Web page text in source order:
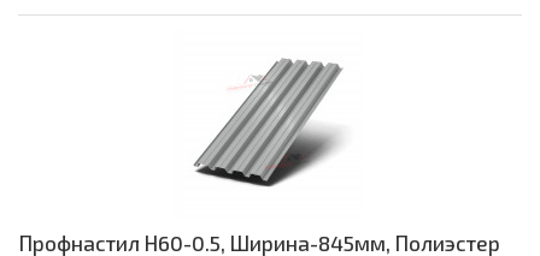
Профнастил Н60-0.5, Ширина-845мм, Полиэстер